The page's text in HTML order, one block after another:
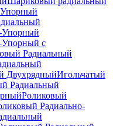
Упорный
Упорный с
Радиальный
ДвухрядныйИгольчатый
Радиальный
Роликовый
Радиально-